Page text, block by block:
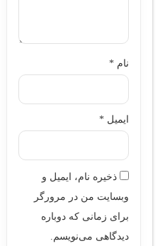
نام *
ایمیل *
ذخیره نام، ایمیل و
وبسایت من در مرورگر
برای زمانی که دوباره
دیدگاهی می‌نویسم.